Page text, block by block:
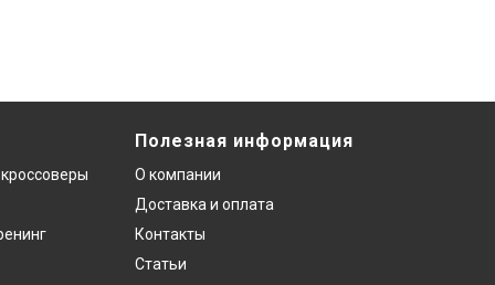
Полезная информация
О компании
Доставка и оплата
Контакты
Статьи